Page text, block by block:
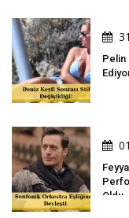
Pelin
Oldu